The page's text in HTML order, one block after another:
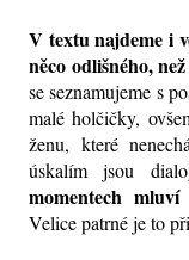
V textu najdeme i
něco odlišného,
se seznamujeme s
malé holčičky,
ženu, které
úskalím jsou
momentech mluví
Velice patrné je to